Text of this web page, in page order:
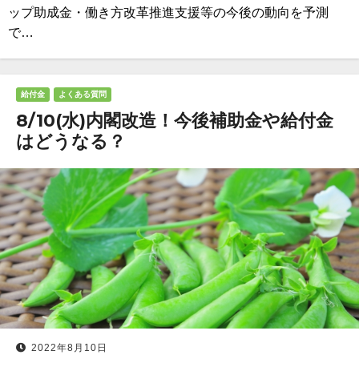
ップ助成金・働き方改革推進支援等の今後の動向を予測
で…
給付金 よくある質問
8/10(水)内閣改造！今後補助金や給付金
はどうなる？
2022年8月10日